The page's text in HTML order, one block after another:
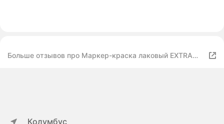
Больше отзывов про Маркер-краска лаковый EXTRA
Колумбус